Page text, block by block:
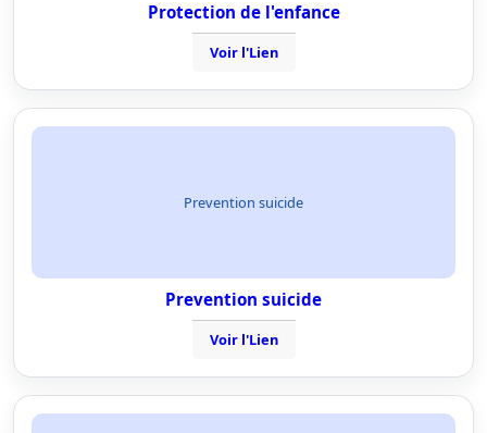
Protection de l'enfance
Voir l'Lien
Prevention suicide
Prevention suicide
Voir l'Lien